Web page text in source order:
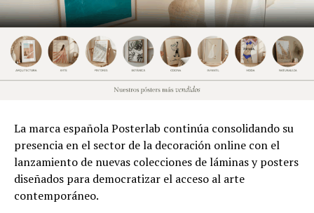
La marca española Posterlab continúa consolidando su
presencia en el sector de la decoración online con el
lanzamiento de nuevas colecciones de láminas y posters
diseñados para democratizar el acceso al arte
contemporáneo.